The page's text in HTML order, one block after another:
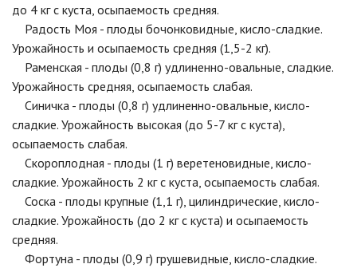
до 4 кг с куста, осыпаемость средняя.
Радость Моя - плоды бочонковидные, кисло-сладкие.
Урожайность и осыпаемость средняя (1,5-2 кг).
Раменская - плоды (0,8 г) удлиненно-овальные, сладкие.
Урожайность средняя, осыпаемость слабая.
Синичка - плоды (0,8 г) удлиненно-овальные, кисло-
сладкие. Урожайность высокая (до 5-7 кг с куста),
осыпаемость слабая.
Скороплодная - плоды (1 г) веретеновидные, кисло-
сладкие. Урожайность 2 кг с куста, осыпаемость слабая.
Соска - плоды крупные (1,1 г), цилиндрические, кисло-
сладкие. Урожайность (до 2 кг с куста) и осыпаемость
средняя.
Фортуна - плоды (0,9 г) грушевидные, кисло-сладкие.